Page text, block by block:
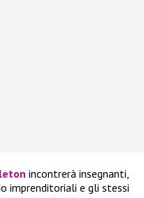
incontrerà insegnanti,
imprenditoriali e gli stessi